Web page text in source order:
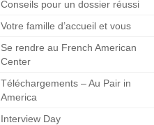
Conseils pour un dossier réussi
Votre famille d’accueil et vous
Se rendre au French American
Center
Téléchargements – Au Pair in
America
Interview Day